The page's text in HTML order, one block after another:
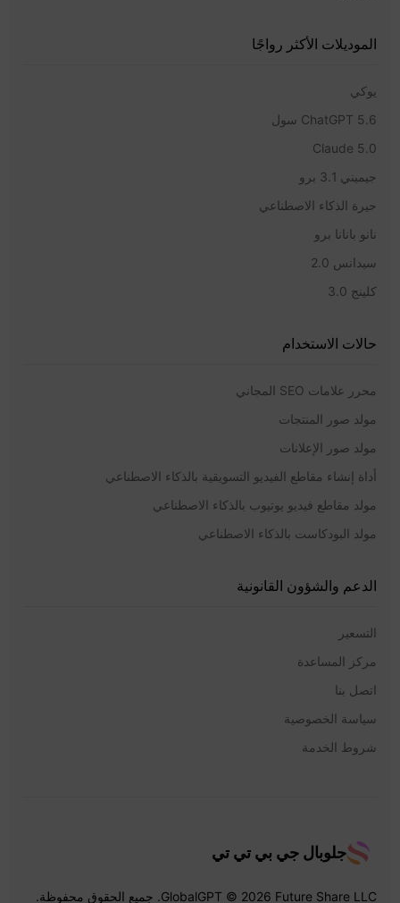
الموديلات الأكثر رواجًا
يوكي
ChatGPT 5.6 سول
Claude 5.0
جيميني 3.1 برو
حيرة الذكاء الاصطناعي
نانو بانانا برو
سيدانس 2.0
كلينج 3.0
حالات الاستخدام
محرر علامات SEO المجاني
مولد صور المنتجات
مولد صور الإعلانات
أداة إنشاء مقاطع الفيديو التسويقية بالذكاء الاصطناعي
مولد مقاطع فيديو يوتيوب بالذكاء الاصطناعي
مولد البودكاست بالذكاء الاصطناعي
الدعم والشؤون القانونية
التسعير
مركز المساعدة
اتصل بنا
سياسة الخصوصية
شروط الخدمة
جلوبال جي بي تي تي
GlobalGPT © 2026 Future Share LLC. جميع الحقوق محفوظة.